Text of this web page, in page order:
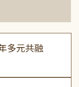
多元共融